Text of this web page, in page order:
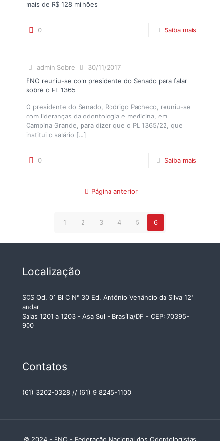
mais de R$ 128 milhões
0 Saiba mais
admin Sobre
30/11/2017
FNO reuniu-se com presidente do Senado para falar
sobre o PL 1365
O presidente do Senado, Rodrigo Pacheco, reuniu-se
com lideranças da odontologia e medicina, em
Campina Grande, para dizer que o PL 1365/22, que
institui o salário […]
0 Saiba mais
Página anterior
1 2 3 4 5 6
Localização
SCS Qd. 01 Bl C N° 30 Ed. Antônio Venâncio da Silva 12°
andar
Salas 1201 a 1203 - Asa Sul - Brasília/DF - CEP: 70395-
900
Contatos
(61) 3202-0328 // (61) 9 8245-1100
© 2024 - FNO - Federação Nacional dos Odontologistas